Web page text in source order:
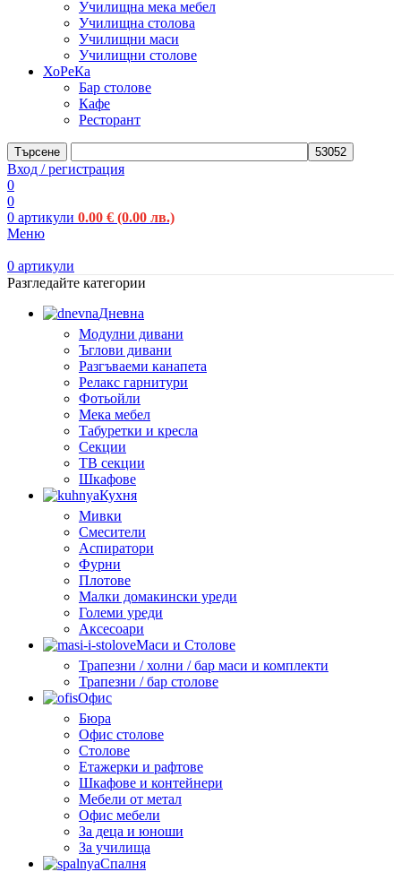
Училищна мека мебел
Училищна столова
Училищни маси
Училищни столове
ХоРеКа
Бар столове
Кафе
Ресторант
Търсене
Вход / регистрация
0
0
0 артикули 0.00 € (0.00 лв.)
Меню
0 артикули
Разгледайте категории
Дневна
Модулни дивани
Ъглови дивани
Разгъваеми канапета
Релакс гарнитури
Фотьойли
Мека мебел
Табуретки и кресла
Секции
ТВ секции
Шкафове
Кухня
Мивки
Смесители
Аспиратори
Фурни
Плотове
Малки домакински уреди
Големи уреди
Аксесоари
Маси и Столове
Трапезни / холни / бар маси и комплекти
Трапезни / бар столове
Офис
Бюра
Офис столове
Столове
Етажерки и рафтове
Шкафове и контейнери
Мебели от метал
Офис мебели
За деца и юноши
За училища
Спалня